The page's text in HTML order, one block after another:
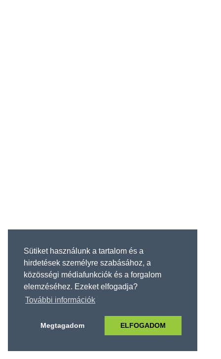
Sütiket használunk a tartalom és a
hirdetések személyre szabásához, a
közösségi médiafunkciók és a forgalom
elemzéséhez. Ezeket elfogadja?
További információk
Megtagadom ELFOGADOM